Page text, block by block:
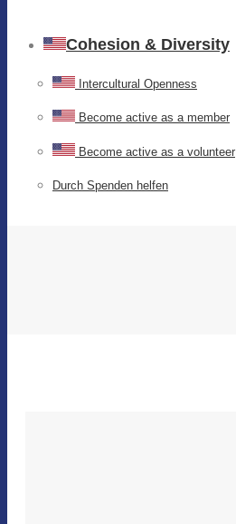
Cohesion & Diversity
Intercultural Openness
Become active as a member
Become active as a volunteer
Durch Spenden helfen